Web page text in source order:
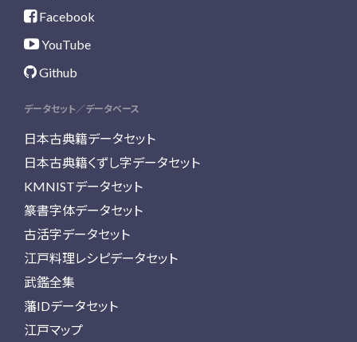
Facebook
YouTube
Github
データセット／データベース
日本古典籍データセット
日本古典籍くずし字データセット
KMNISTデータセット
篆書字体データセット
古活字データセット
江戸料理レシピデータセット
武鑑全集
藩IDデータセット
江戸マップ